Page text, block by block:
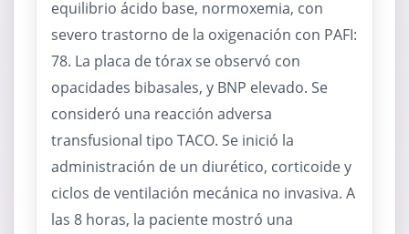
equilibrio ácido base, normoxemia, con
severo trastorno de la oxigenación con PAFI:
78. La placa de tórax se observó con
opacidades bibasales, y BNP elevado. Se
consideró una reacción adversa
transfusional tipo TACO. Se inició la
administración de un diurético, corticoide y
ciclos de ventilación mecánica no invasiva. A
las 8 horas, la paciente mostró una